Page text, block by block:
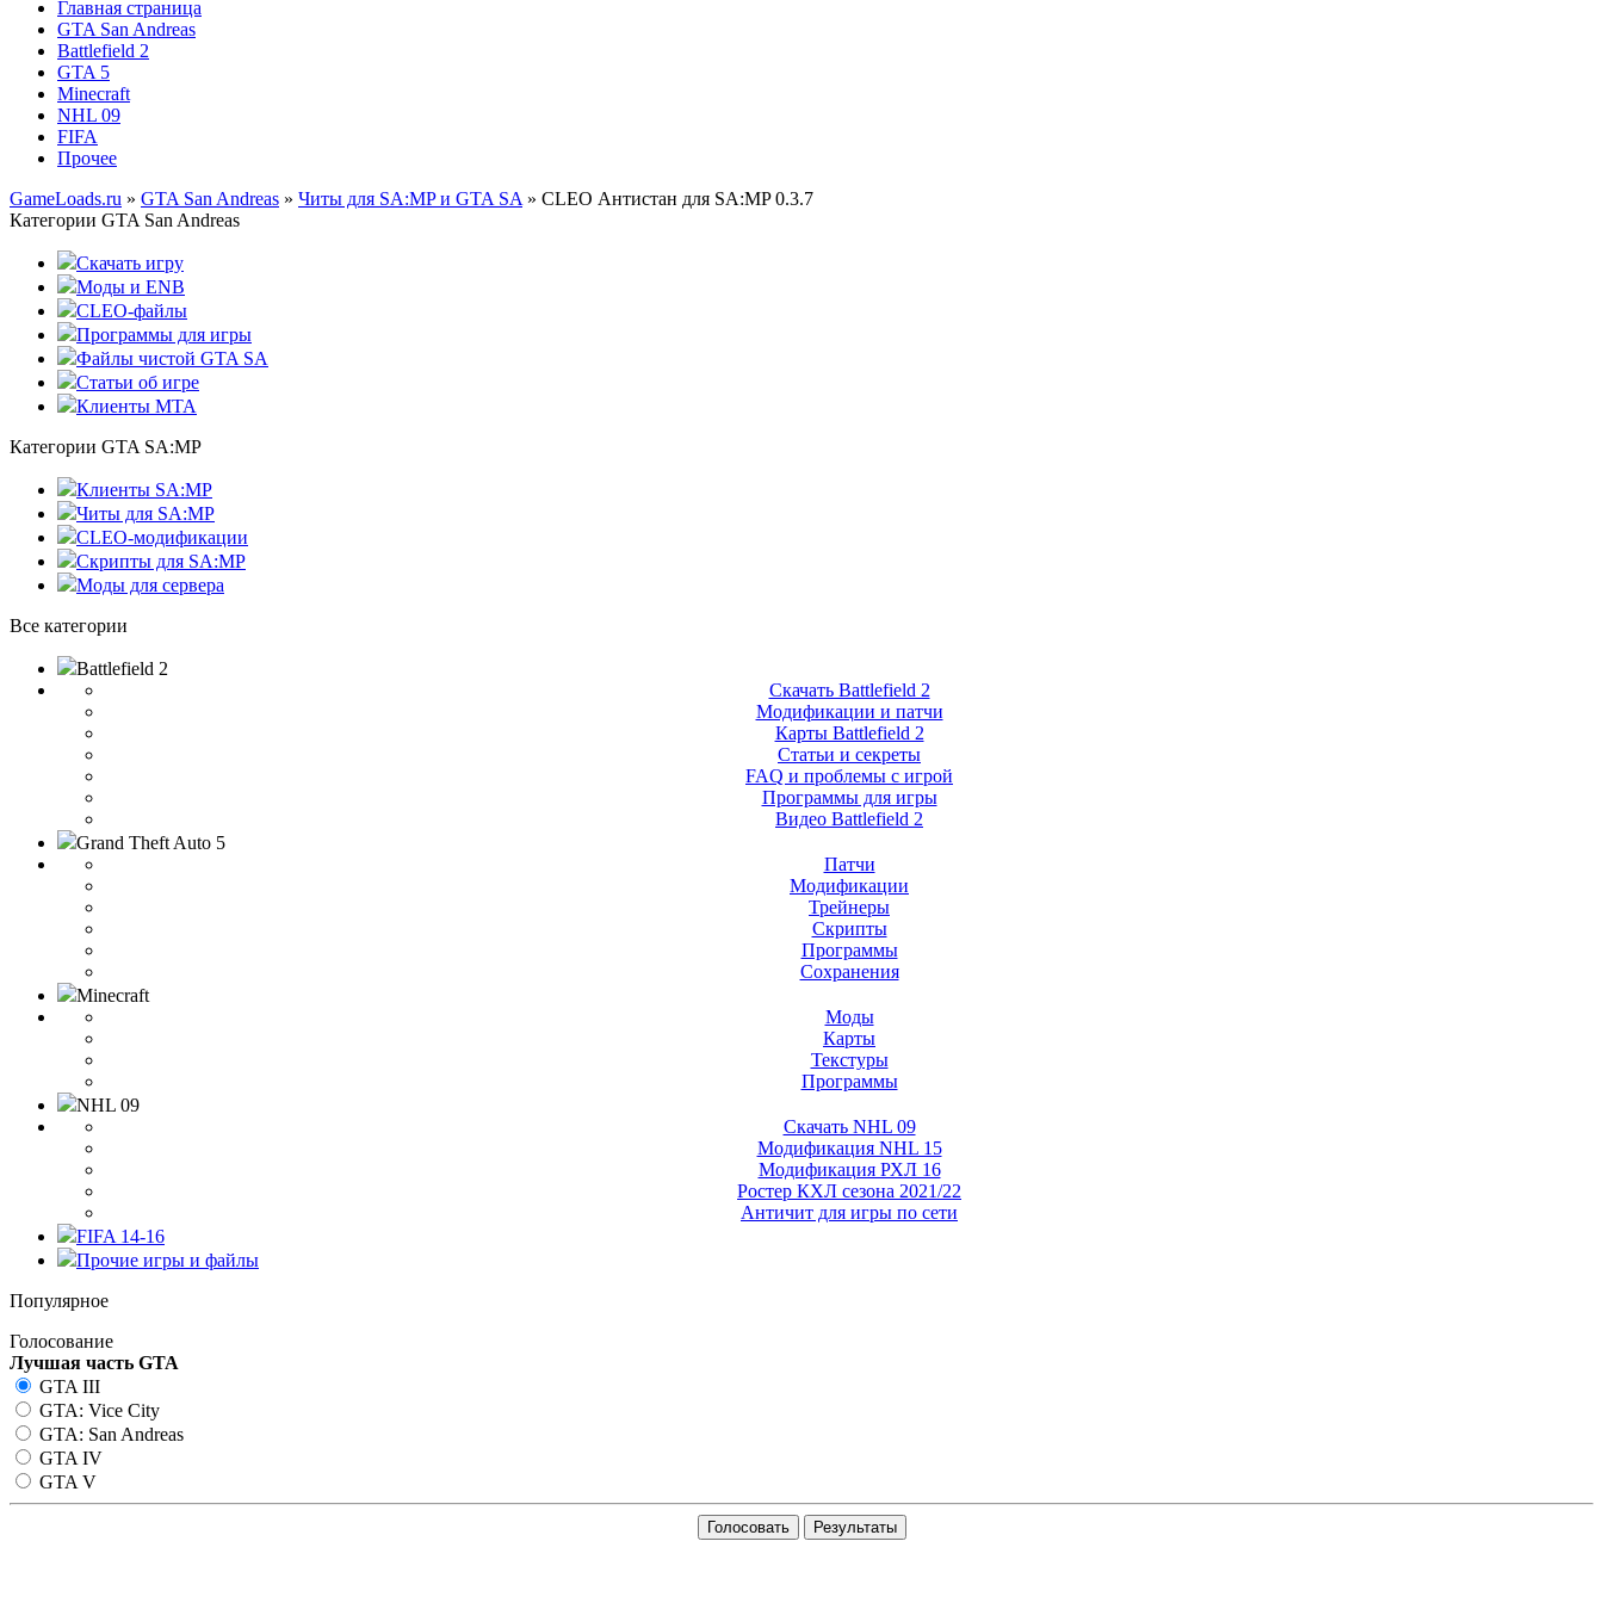
Главная страница
GTA San Andreas
Battlefield 2
GTA 5
Minecraft
NHL 09
FIFA
Прочее
GameLoads.ru » GTA San Andreas » Читы для SA:MP и GTA SA » CLEO Антистан для SA:MP 0.3.7
Категории GTA San Andreas
Скачать игру
Моды и ENB
CLEO-файлы
Программы для игры
Файлы чистой GTA SA
Статьи об игре
Клиенты MTA
Категории GTA SA:MP
Клиенты SA:MP
Читы для SA:MP
CLEO-модификации
Скрипты для SA:MP
Моды для сервера
Все категории
Battlefield 2
Скачать Battlefield 2
Модификации и патчи
Карты Battlefield 2
Статьи и секреты
FAQ и проблемы с игрой
Программы для игры
Видео Battlefield 2
Grand Theft Auto 5
Патчи
Модификации
Трейнеры
Скрипты
Программы
Сохранения
Minecraft
Моды
Карты
Текстуры
Программы
NHL 09
Скачать NHL 09
Модификация NHL 15
Модификация РХЛ 16
Ростер КХЛ сезона 2021/22
Античит для игры по сети
FIFA 14-16
Прочие игры и файлы
Популярное
Голосование
Лучшая часть GTA
GTA III
GTA: Vice City
GTA: San Andreas
GTA IV
GTA V
Голосовать Результаты